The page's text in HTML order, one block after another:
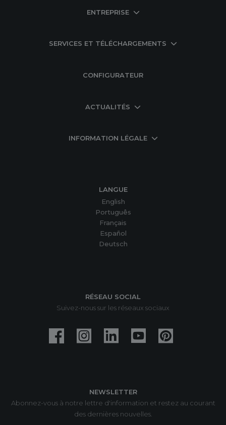
ENTREPRISE
SERVICES ET TÉLÉCHARGEMENTS
CONFIGURATEUR
ACTUALITÉS
INFORMATION LÉGALE
LANGUE
English
Português
Français
Español
Deutsch
RÉSEAU SOCIAL
Suivez-nous sur les réseaux sociaux
NEWSLETTER
Abonnez-vous à notre lettre d'information et restez au courant
des dernières nouvelles.